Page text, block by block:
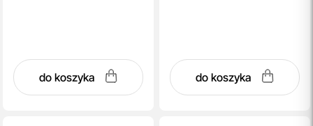
do koszyka do koszyka